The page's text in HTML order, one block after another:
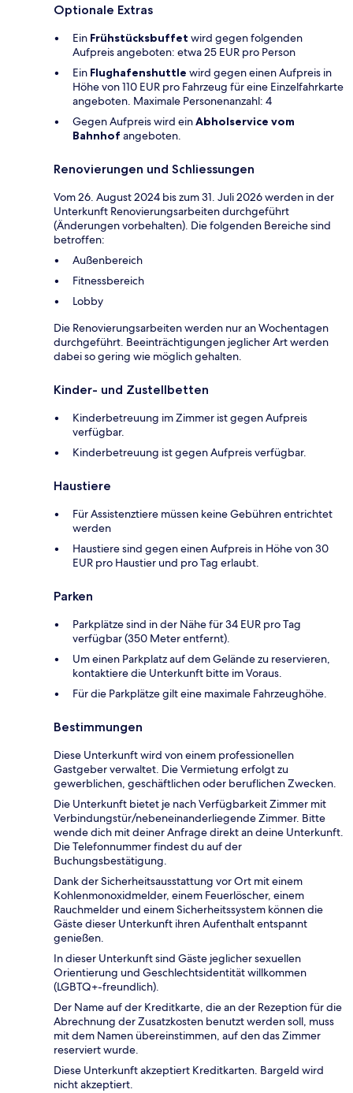
Optionale Extras
Ein Frühstücksbuffet wird gegen folgenden
Aufpreis angeboten: etwa 25 EUR pro Person
Ein Flughafenshuttle wird gegen einen Aufpreis in
Höhe von 110 EUR pro Fahrzeug für eine Einzelfahrkarte
angeboten. Maximale Personenanzahl: 4
Gegen Aufpreis wird einAbholservice vom
Bahnhof angeboten.
Renovierungen und Schliessungen
Vom 26. August 2024 bis zum 31. Juli 2026 werden in der
Unterkunft Renovierungsarbeiten durchgeführt
(Änderungen vorbehalten). Die folgenden Bereiche sind
betroffen:
Außenbereich
Fitnessbereich
Lobby
Die Renovierungsarbeiten werden nur an Wochentagen
durchgeführt. Beeinträchtigungen jeglicher Art werden
dabei so gering wie möglich gehalten.
Kinder- und Zustellbetten
Kinderbetreuung im Zimmer ist gegen Aufpreis
verfügbar.
Kinderbetreuung ist gegen Aufpreis verfügbar.
Haustiere
Für Assistenztiere müssen keine Gebühren entrichtet
werden
Haustiere sind gegen einen Aufpreis in Höhe von 30
EUR pro Haustier und pro Tag erlaubt.
Parken
Parkplätze sind in der Nähe für 34 EUR pro Tag
verfügbar (350 Meter entfernt).
Um einen Parkplatz auf dem Gelände zu reservieren,
kontaktiere die Unterkunft bitte im Voraus.
Für die Parkplätze gilt eine maximale Fahrzeughöhe.
Bestimmungen
Diese Unterkunft wird von einem professionellen
Gastgeber verwaltet. Die Vermietung erfolgt zu
gewerblichen, geschäftlichen oder beruflichen Zwecken.
Die Unterkunft bietet je nach Verfügbarkeit Zimmer mit
Verbindungstür/nebeneinanderliegende Zimmer. Bitte
wende dich mit deiner Anfrage direkt an deine Unterkunft.
Die Telefonnummer findest du auf der
Buchungsbestätigung.
Dank der Sicherheitsausstattung vor Ort mit einem
Kohlenmonoxidmelder, einem Feuerlöscher, einem
Rauchmelder und einem Sicherheitssystem können die
Gäste dieser Unterkunft ihren Aufenthalt entspannt
genießen.
In dieser Unterkunft sind Gäste jeglicher sexuellen
Orientierung und Geschlechtsidentität willkommen
(LGBTQ+-freundlich).
Der Name auf der Kreditkarte, die an der Rezeption für die
Abrechnung der Zusatzkosten benutzt werden soll, muss
mit dem Namen übereinstimmen, auf den das Zimmer
reserviert wurde.
Diese Unterkunft akzeptiert Kreditkarten. Bargeld wird
nicht akzeptiert.